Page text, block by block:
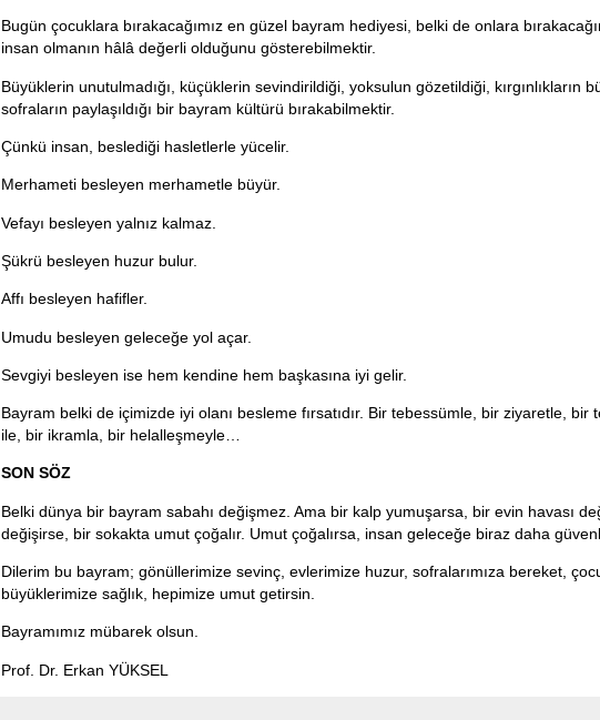
Bugün çocuklara bırakacağımız en güzel bayram hediyesi, belki de onlara
insan olmanın hâlâ değerli olduğunu gösterebilmektir.
Büyüklerin unutulmadığı, küçüklerin sevindirildiği, yoksulun gözetildiği, kırgınlıkların
sofraların paylaşıldığı bir bayram kültürü bırakabilmektir.
Çünkü insan, beslediği hasletlerle yücelir.
Merhameti besleyen merhametle büyür.
Vefayı besleyen yalnız kalmaz.
Şükrü besleyen huzur bulur.
Affı besleyen hafifler.
Umudu besleyen geleceğe yol açar.
Sevgiyi besleyen ise hem kendine hem başkasına iyi gelir.
Bayram belki de içimizde iyi olanı besleme fırsatıdır. Bir tebessümle, bir ziyaretle, bir
ile, bir ikramla, bir helalleşmeyle…
SON SÖZ
Belki dünya bir bayram sabahı değişmez. Ama bir kalp yumuşarsa, bir evin havası
değişirse, bir sokakta umut çoğalır. Umut çoğalırsa, insan geleceğe biraz daha
Dilerim bu bayram; gönüllerimize sevinç, evlerimize huzur, sofralarımıza bereket,
büyüklerimize sağlık, hepimize umut getirsin.
Bayramımız mübarek olsun.
Prof. Dr. Erkan YÜKSEL